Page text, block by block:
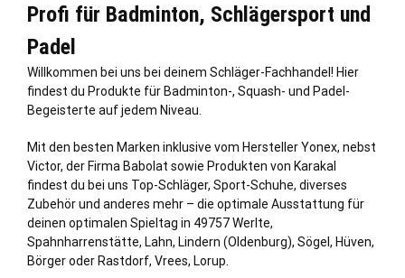
Profi für Badminton, Schlägersport und
Padel
Willkommen bei uns bei deinem Schläger-Fachhandel! Hier
findest du Produkte für Badminton-, Squash- und Padel-
Begeisterte auf jedem Niveau.
Mit den besten Marken inklusive vom Hersteller Yonex, nebst
Victor, der Firma Babolat sowie Produkten von Karakal
findest du bei uns Top-Schläger, Sport-Schuhe, diverses
Zubehör und anderes mehr – die optimale Ausstattung für
deinen optimalen Spieltag in 49757 Werlte,
Spahnharrenstätte, Lahn, Lindern (Oldenburg), Sögel, Hüven,
Börger oder Rastdorf, Vrees, Lorup.